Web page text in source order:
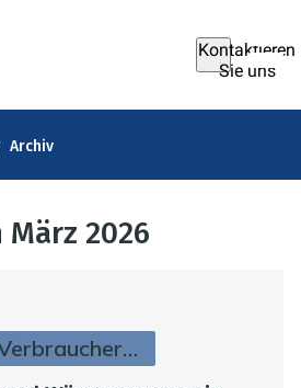
Kontaktieren
Sie uns
Archiv
2026
Verbraucherinfos